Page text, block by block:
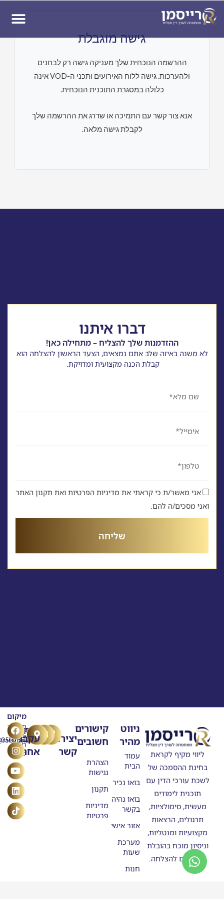
גישה מוגבלת
ההרשמה הנוכחית שלך מעניקה גישה רק לבחנים
ולהערכות. גישה ללוח האירועים ותכני ה-VOD אינה
כלולה במסגרת התוכנית הנוכחית.
אנא צור קשר עם התמיכה או שדרג את ההרשמה שלך
לקבלת גישה מלאה.
דברו איתנו
ההזדמנות שלך להצליח – מתחילה כאן!
לא משנה באיזה שלב אתם נמצאים, הצעד הראשון להצלחה הוא
קבלת הכנה מקצועית ומדויקת.
אני מאשר/ת כי קראתי את מדיניות הפרטיות ואת תקנון האתר
ואני מסכים/ה להם.
שליחה
ליווי מקיף לקראת
בחינת ההסמכה של
לשכת עורכי הדין עם
תוכנית לימודים
מעשית, סימולציות,
תרגולים, הרצאות
מקצועיות ומנטליות,
וניסיון מוכח בהובלת
מתמחים להצלחה.
ניווט
מהיר
עמוד
הבית
בואו נכיר
בואו נהיה
בקשר
אזור אישי
מערכת
שעות
חנות
קישורים
חשובים
הצהרת
נגישות
תקנון
מדיניות
פרטיות
יצירת
קשר
טלפון
0507875558
דוא"ל
ask@raisman.ac
מיקום
מרילנד
5
ראשון
לציון
עקבו
אחרינו
F
a
c
e
o
o
I
n
s
t
g
m
Y
o
u
t
b
e
L
i
n
k
d
n
T
i
k
t